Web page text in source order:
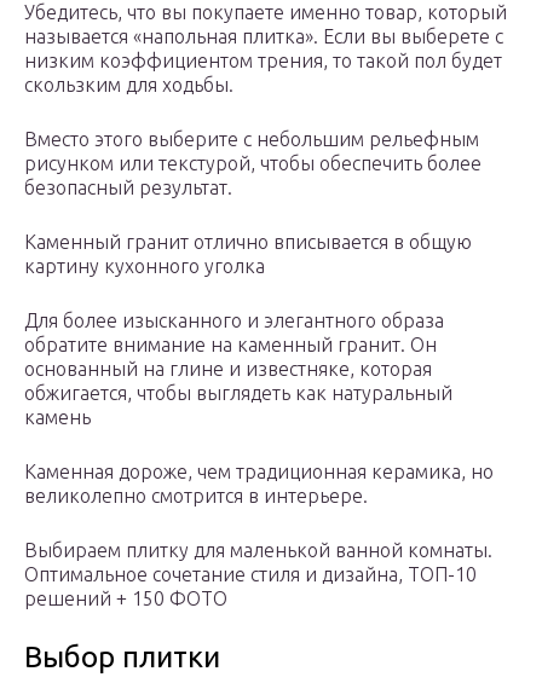
Убедитесь, что вы покупаете именно товар, который
называется «напольная плитка». Если вы выберете с
низким коэффициентом трения, то такой пол будет
скользким для ходьбы.
Вместо этого выберите с небольшим рельефным
рисунком или текстурой, чтобы обеспечить более
безопасный результат.
Каменный гранит отлично вписывается в общую
картину кухонного уголка
Для более изысканного и элегантного образа
обратите внимание на каменный гранит. Он
основанный на глине и известняке, которая
обжигается, чтобы выглядеть как натуральный
камень
Каменная дороже, чем традиционная керамика, но
великолепно смотрится в интерьере.
Выбираем плитку для маленькой ванной комнаты.
Оптимальное сочетание стиля и дизайна, ТОП-10
решений + 150 ФОТО
Выбор плитки